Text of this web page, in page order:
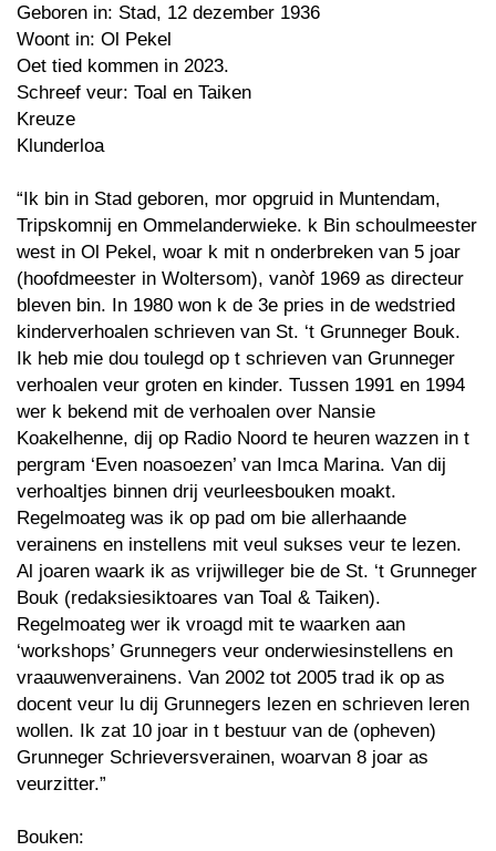
Geboren in: Stad, 12 dezember 1936
Woont in: Ol Pekel
Oet tied kommen in 2023.
Schreef veur: Toal en Taiken
Kreuze
Klunderloa
“Ik bin in Stad geboren, mor opgruid in Muntendam,
Tripskomnij en Ommelanderwieke. k Bin schoulmeester
west in Ol Pekel, woar k mit n onderbreken van 5 joar
(hoofdmeester in Woltersom), vanòf 1969 as directeur
bleven bin. In 1980 won k de 3e pries in de wedstried
kinderverhoalen schrieven van St. ‘t Grunneger Bouk.
Ik heb mie dou toulegd op t schrieven van Grunneger
verhoalen veur groten en kinder. Tussen 1991 en 1994
wer k bekend mit de verhoalen over Nansie
Koakelhenne, dij op Radio Noord te heuren wazzen in t
pergram ‘Even noasoezen’ van Imca Marina. Van dij
verhoaltjes binnen drij veurleesbouken moakt.
Regelmoateg was ik op pad om bie allerhaande
verainens en instellens mit veul sukses veur te lezen.
Al joaren waark ik as vrijwilleger bie de St. ‘t Grunneger
Bouk (redaksiesiktoares van Toal & Taiken).
Regelmoateg wer ik vroagd mit te waarken aan
‘workshops’ Grunnegers veur onderwiesinstellens en
vraauwenverainens. Van 2002 tot 2005 trad ik op as
docent veur lu dij Grunnegers lezen en schrieven leren
wollen. Ik zat 10 joar in t bestuur van de (opheven)
Grunneger Schrieversverainen, woarvan 8 joar as
veurzitter.”
Bouken: